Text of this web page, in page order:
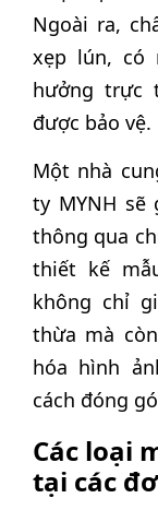
Ngoài ra,
xẹp lún, có
hưởng trực
được bảo vệ.
Một nhà
ty MYNH
thông qua
thiết kế
không chỉ
thừa mà
hóa hình
cách đóng
Các loại
tại các